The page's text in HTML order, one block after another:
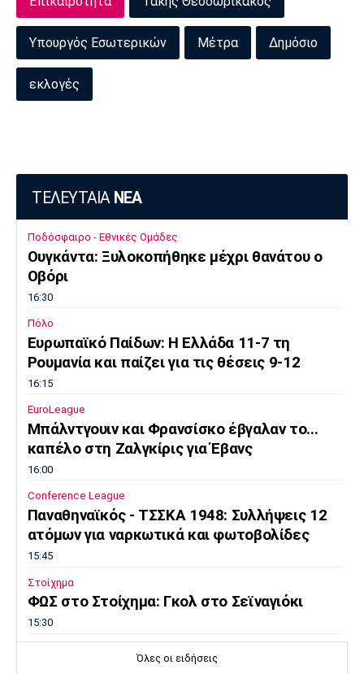
Υπουργός Εσωτερικών Μέτρα Δημόσιο
εκλογές
ΤΕΛΕΥΤΑΙΑ ΝΕΑ
Ποδόσφαιρο - Εθνικές Ομάδες
Ουγκάντα: Ξυλοκοπήθηκε μέχρι θανάτου ο
Οβόρι
16:30
Πόλο
Ευρωπαϊκό Παίδων: Η Ελλάδα 11-7 τη
Ρουμανία και παίζει για τις θέσεις 9-12
16:15
EuroLeague
Μπάλντγουιν και Φρανσίσκο έβγαλαν το...
καπέλο στη Ζαλγκίρις για Έβανς
16:00
Conference League
Παναθηναϊκός - ΤΣΣΚΑ 1948: Συλλήψεις 12
ατόμων για ναρκωτικά και φωτοβολίδες
15:45
Στοίχημα
ΦΩΣ στο Στοίχημα: Γκολ στο Σεϊναγιόκι
15:30
Ανοιχτή Θάλασσα: Εξαιρετική εμφάνιση και
Όλες οι ειδήσεις